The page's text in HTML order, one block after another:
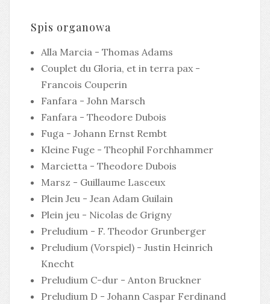
Spis organowa
Alla Marcia - Thomas Adams
Couplet du Gloria, et in terra pax -
Francois Couperin
Fanfara - John Marsch
Fanfara - Theodore Dubois
Fuga - Johann Ernst Rembt
Kleine Fuge - Theophil Forchhammer
Marcietta - Theodore Dubois
Marsz - Guillaume Lasceux
Plein Jeu - Jean Adam Guilain
Plein jeu - Nicolas de Grigny
Preludium - F. Theodor Grunberger
Preludium (Vorspiel) - Justin Heinrich
Knecht
Preludium C-dur - Anton Bruckner
Preludium D - Johann Caspar Ferdinand